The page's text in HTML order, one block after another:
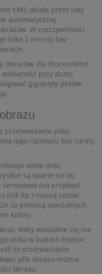
CMS działa przez cały
automatycznej
W rzeczywistości
tylko 2 minuty bez
obrazów dla ProcessWire
wydajność przy dużej
gigabajty plików
przetwarzanie pliku
jego rozmiaru bez utraty
wiele dość
są oparte na tej
(na przykład
plik itp.) muszą zostać
za pomocą specjalnych
kolory.
który wizualnie się nie
pliku w bajtach będzie
to przetwarzanie
plik obrazu można
obrazu.